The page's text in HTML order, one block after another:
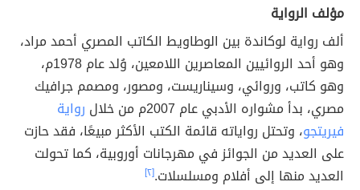
مؤلف الرواية
ألف رواية لوكاندة بين الوطاويط الكاتب المصري أحمد مراد،
وهو أحد الروائيين المعاصرين اللامعين، وُلد عام 1978م،
وهو كاتب، وروائي، وسيناريست، ومصور، ومصمم جرافيك
مصري، بدأ مشواره الأدبي عام 2007م من خلال
رواية
فيريتجو، وتحتل رواياته قائمة الكتب الأكثر مبيعًا، فقد حازت
على العديد من الجوائز في مهرجانات أوروبية، كما تحولت
العديد منها إلى أفلام ومسلسلات.[٢]